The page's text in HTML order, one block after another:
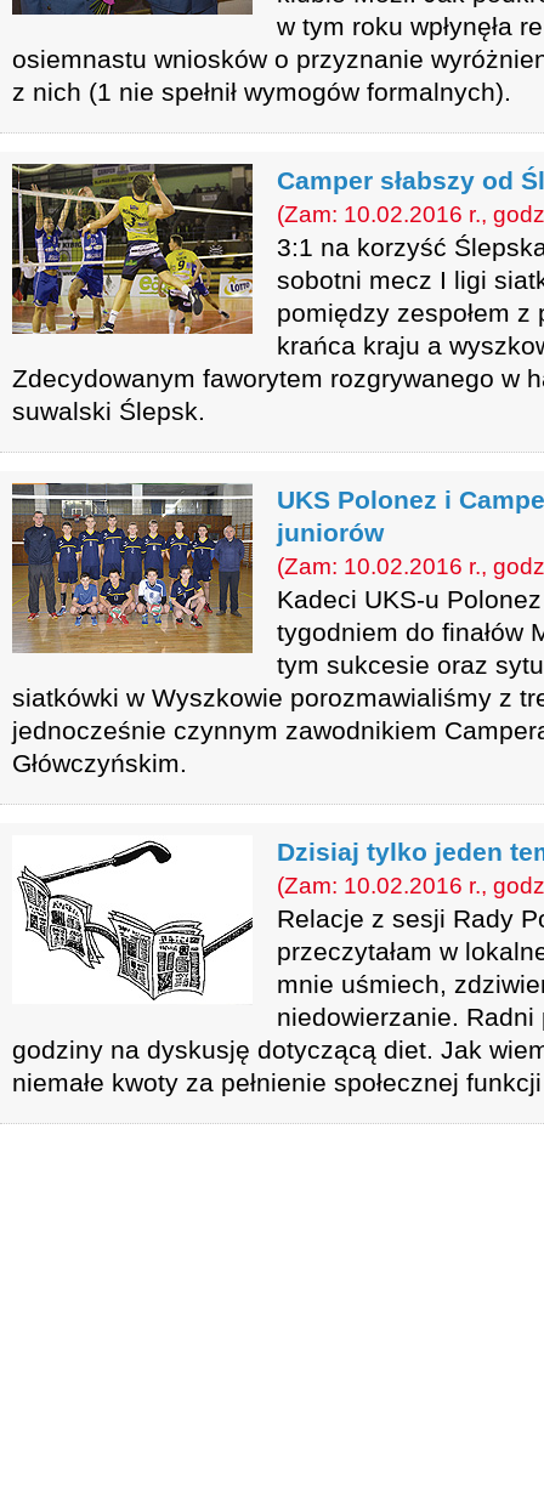
w tym roku wpłynęła
osiemnastu wniosków o przyznanie
z nich (1 nie spełnił wymogów formalnych).
Camper słabszy od
(Zam: 10.02.2016 r.,
3:1 na korzyść
sobotni mecz I ligi
pomiędzy zespołem z
krańca kraju a
Zdecydowanym faworytem rozgrywanego w
suwalski Ślepsk.
UKS Polonez i
juniorów
(Zam: 10.02.2016 r.,
Kadeci UKS-u
tygodniem do finałów
tym sukcesie oraz
siatkówki w Wyszkowie porozmawialiśmy z
jednocześnie czynnym zawodnikiem
Główczyńskim.
Dzisiaj tylko jeden
(Zam: 10.02.2016 r.,
Relacje z sesji Rady
przeczytałam w
mnie uśmiech,
niedowierzanie.
godziny na dyskusję dotyczącą diet. Jak
niemałe kwoty za pełnienie społecznej